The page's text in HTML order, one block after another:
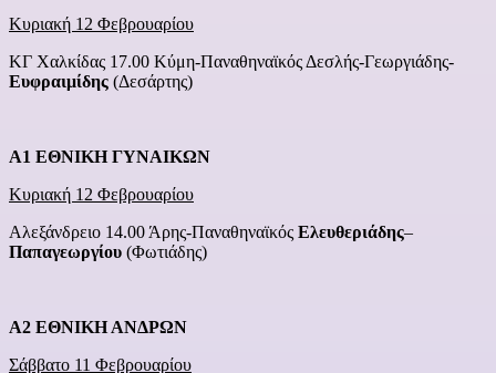
Κυριακή 12 Φεβρουαρίου
ΚΓ Χαλκίδας 17.00 Κύμη-Παναθηναϊκός Δεσλής-Γεωργιάδης-
Ευφραιμίδης (Δεσάρτης)
A1 ΕΘΝΙΚΗΓΥΝΑΙΚΩΝ
Κυριακή 12 Φεβρουαρίου
Αλεξάνδρειο 14.00 Άρης-Παναθηναϊκός Ελευθεριάδης–
Παπαγεωργίου (Φωτιάδης)
A2 ΕΘΝΙΚΗ ΑΝΔΡΩΝ
Σάββατο 11 Φεβρουαρίου